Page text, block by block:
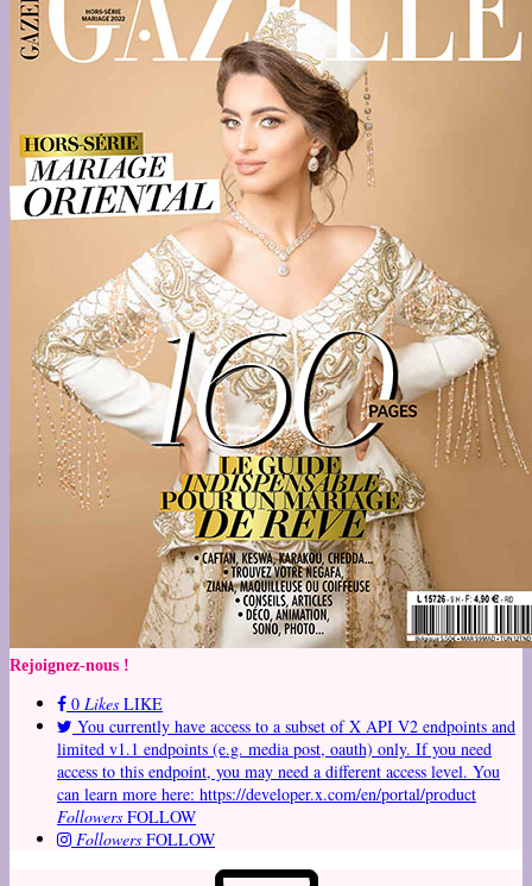
Rejoignez-nous !
0 Likes LIKE
You currently have access to a subset of X API V2 endpoints and
limited v1.1 endpoints (e.g. media post, oauth) only. If you need
access to this endpoint, you may need a different access level. You
can learn more here: https://developer.x.com/en/portal/product
Followers FOLLOW
Followers FOLLOW